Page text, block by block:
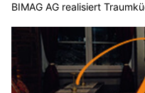
BIMAG AG realisiert